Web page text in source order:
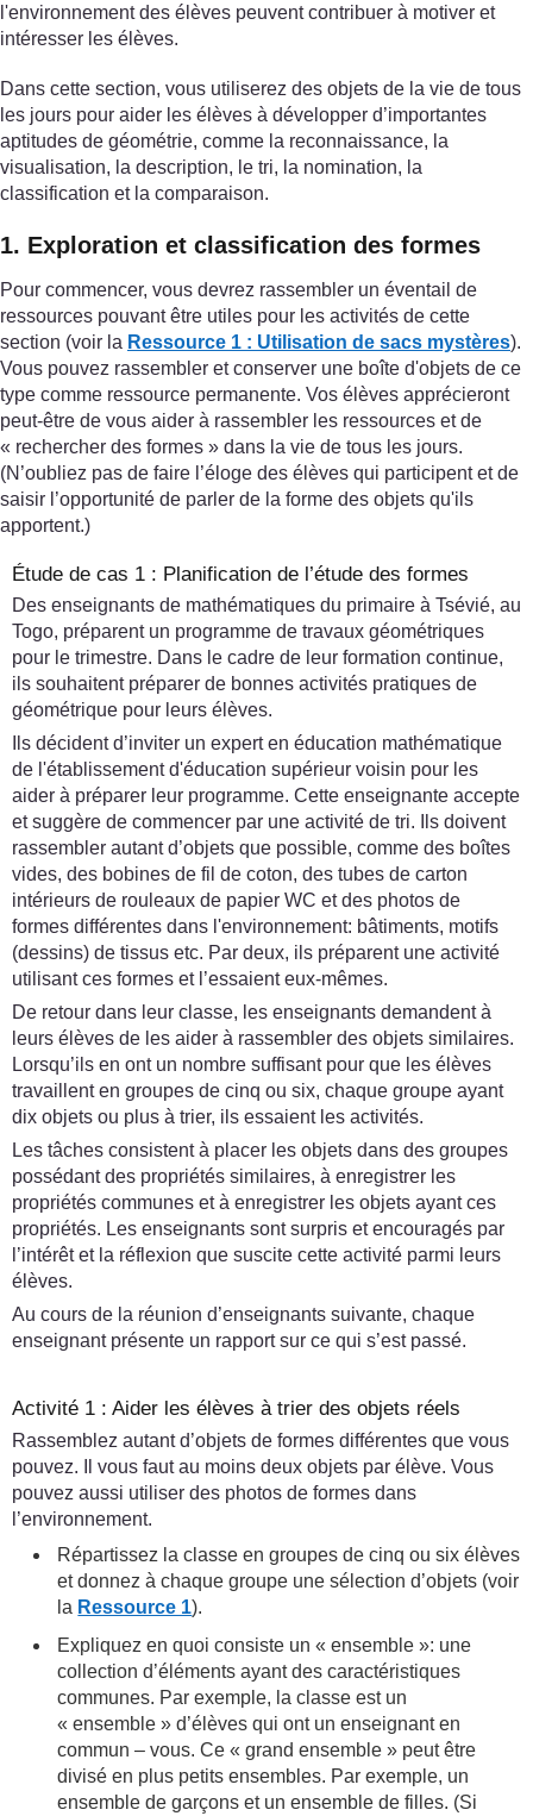
l'environnement des élèves peuvent contribuer à motiver et
intéresser les élèves.
Dans cette section, vous utiliserez des objets de la vie de tous
les jours pour aider les élèves à développer d’importantes
aptitudes de géométrie, comme la reconnaissance, la
visualisation, la description, le tri, la nomination, la
classification et la comparaison.
1. Exploration et classification des formes
Pour commencer, vous devrez rassembler un éventail de
ressources pouvant être utiles pour les activités de cette
section (voir la Ressource 1 : Utilisation de sacs mystères).
Vous pouvez rassembler et conserver une boîte d'objets de ce
type comme ressource permanente. Vos élèves apprécieront
peut-être de vous aider à rassembler les ressources et de
« rechercher des formes » dans la vie de tous les jours.
(N’oubliez pas de faire l’éloge des élèves qui participent et de
saisir l’opportunité de parler de la forme des objets qu'ils
apportent.)
Étude de cas 1 : Planification de l’étude des formes
Des enseignants de mathématiques du primaire à Tsévié, au
Togo, préparent un programme de travaux géométriques
pour le trimestre. Dans le cadre de leur formation continue,
ils souhaitent préparer de bonnes activités pratiques de
géométrique pour leurs élèves.
Ils décident d’inviter un expert en éducation mathématique
de l'établissement d'éducation supérieur voisin pour les
aider à préparer leur programme. Cette enseignante accepte
et suggère de commencer par une activité de tri. Ils doivent
rassembler autant d’objets que possible, comme des boîtes
vides, des bobines de fil de coton, des tubes de carton
intérieurs de rouleaux de papier WC et des photos de
formes différentes dans l'environnement: bâtiments, motifs
(dessins) de tissus etc. Par deux, ils préparent une activité
utilisant ces formes et l’essaient eux-mêmes.
De retour dans leur classe, les enseignants demandent à
leurs élèves de les aider à rassembler des objets similaires.
Lorsqu’ils en ont un nombre suffisant pour que les élèves
travaillent en groupes de cinq ou six, chaque groupe ayant
dix objets ou plus à trier, ils essaient les activités.
Les tâches consistent à placer les objets dans des groupes
possédant des propriétés similaires, à enregistrer les
propriétés communes et à enregistrer les objets ayant ces
propriétés. Les enseignants sont surpris et encouragés par
l’intérêt et la réflexion que suscite cette activité parmi leurs
élèves.
Au cours de la réunion d’enseignants suivante, chaque
enseignant présente un rapport sur ce qui s’est passé.
Activité 1 : Aider les élèves à trier des objets réels
Rassemblez autant d’objets de formes différentes que vous
pouvez. Il vous faut au moins deux objets par élève. Vous
pouvez aussi utiliser des photos de formes dans
l’environnement.
Répartissez la classe en groupes de cinq ou six élèves
et donnez à chaque groupe une sélection d’objets (voir
la Ressource 1).
Expliquez en quoi consiste un « ensemble »: une
collection d’éléments ayant des caractéristiques
communes. Par exemple, la classe est un
« ensemble » d’élèves qui ont un enseignant en
commun – vous. Ce « grand ensemble » peut être
divisé en plus petits ensembles. Par exemple, un
ensemble de garçons et un ensemble de filles. (Si